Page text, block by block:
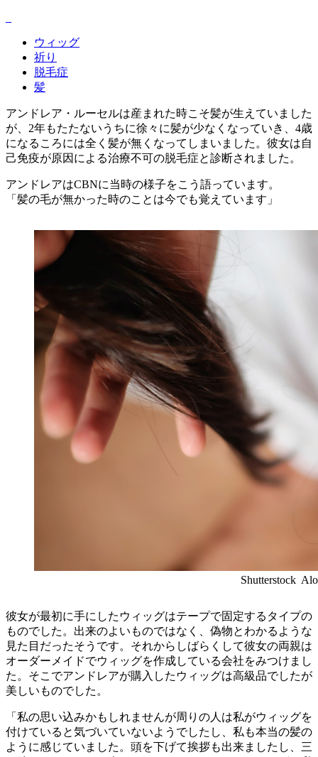
ウィッグ
祈り
脱毛症
髪
アンドレア・ルーセルは産まれた時こそ髪が生えていました
が、2年もたたないうちに徐々に髪が少なくなっていき、4歳
になるころには全く髪が無くなってしまいました。彼女は自
己免疫が原因による治療不可の脱毛症と診断されました。
アンドレアはCBNに当時の様子をこう語っています。
「髪の毛が無かった時のことは今でも覚えています」
Shutterstock
彼女が最初に手にしたウィッグはテープで固定するタイプの
ものでした。出来のよいものではなく、偽物とわかるような
見た目だったそうです。それからしばらくして彼女の両親は
オーダーメイドでウィッグを作成している会社をみつけまし
た。そこでアンドレアが購入したウィッグは高級品でしたが
美しいものでした。
「私の思い込みかもしれませんが周りの人は私がウィッグを
付けていると気づいていないようでしたし、私も本当の髪の
ように感じていました。頭を下げて挨拶も出来ましたし、三